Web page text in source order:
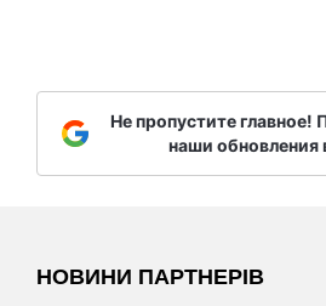
Не пропустите главное!
наши обновления